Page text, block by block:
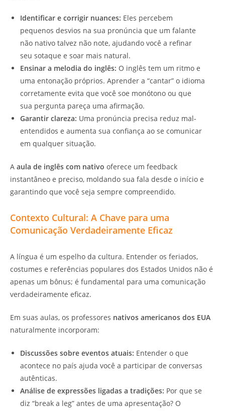
Identificar e corrigir nuances: Eles percebem
pequenos desvios na sua pronúncia que um falante
não nativo talvez não note, ajudando você a refinar
seu sotaque e soar mais natural.
Ensinar a melodia do inglês: O inglês tem um ritmo e
uma entonação próprios. Aprender a “cantar” o idioma
corretamente evita que você soe monótono ou que
sua pergunta pareça uma afirmação.
Garantir clareza: Uma pronúncia precisa reduz mal-
entendidos e aumenta sua confiança ao se comunicar
em qualquer situação.
A aula de inglês com nativo oferece um feedback
instantâneo e preciso, moldando sua fala desde o início e
garantindo que você seja sempre compreendido.
Contexto Cultural: A Chave para uma
Comunicação Verdadeiramente Eficaz
A língua é um espelho da cultura. Entender os feriados,
costumes e referências populares dos Estados Unidos não é
apenas um bônus; é fundamental para uma comunicação
verdadeiramente eficaz.
Em suas aulas, os professores nativos americanos dos EUA
naturalmente incorporam:
Discussões sobre eventos atuais: Entender o que
acontece no país ajuda você a participar de conversas
autênticas.
Análise de expressões ligadas a tradições: Por que se
diz “break a leg” antes de uma apresentação? O